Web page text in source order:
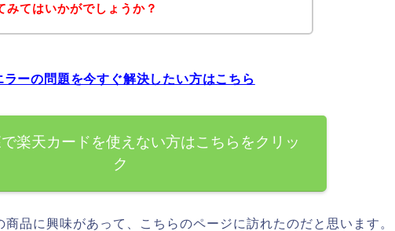
みてはいかがでしょうか？
ーの問題を今すぐ解決したい方はこちら
楽天カードを使えない方はこちらをクリッ
ク
品に興味があって、こちらのページに訪れたのだと思います。